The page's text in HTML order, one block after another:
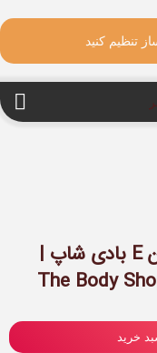
تنظیم کنید
ژل شستشو صورت حاوی ویتامین E بادی شاپ |
The Body
خرید